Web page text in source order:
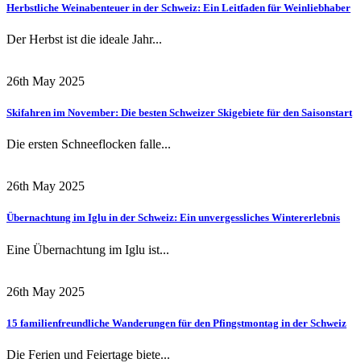
Herbstliche Weinabenteuer in der Schweiz: Ein Leitfaden für Weinliebhaber
Der Herbst ist die ideale Jahr...
26th May 2025
Skifahren im November: Die besten Schweizer Skigebiete für den Saisonstart
Die ersten Schneeflocken falle...
26th May 2025
Übernachtung im Iglu in der Schweiz: Ein unvergessliches Wintererlebnis
Eine Übernachtung im Iglu ist...
26th May 2025
15 familienfreundliche Wanderungen für den Pfingstmontag in der Schweiz
Die Ferien und Feiertage biete...